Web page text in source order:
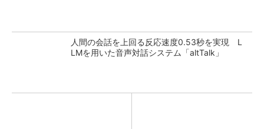
人間の会話を上回る反応速度0.53秒を実現 L
LMを用いた音声対話システム「altTalk」